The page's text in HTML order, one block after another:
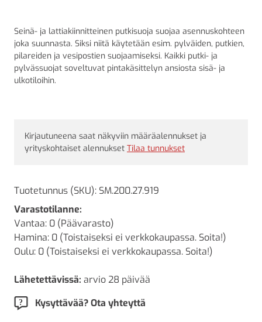
Seinä- ja lattiakiinnitteinen putkisuoja suojaa asennuskohteen
joka suunnasta. Siksi niitä käytetään esim. pylväiden, putkien,
pilareiden ja vesipostien suojaamiseksi. Kaikki putki- ja
pylvässuojat soveltuvat pintakäsittelyn ansiosta sisä- ja
ulkotiloihin.
Kirjautuneena saat näkyviin määräalennukset ja
yrityskohtaiset alennukset Tilaa tunnukset
Tuotetunnus (SKU): SM.200.27.919
Varastotilanne:
Vantaa: 0 (Päävarasto)
Hamina: 0 (Toistaiseksi ei verkkokaupassa. Soita!)
Oulu: 0 (Toistaiseksi ei verkkokaupassa. Soita!)
Lähetettävissä: arvio 28 päivää
Kysyttävää? Ota yhteyttä